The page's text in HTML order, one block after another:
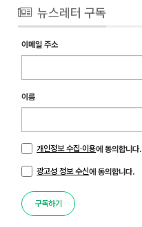
뉴스레터 구독
이메일 주소
이름
개인정보 수집·이용에 동의합니다.
광고성 정보 수신에 동의합니다.
구독하기